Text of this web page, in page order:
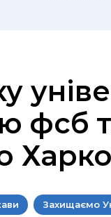
фсб
Захищаємо